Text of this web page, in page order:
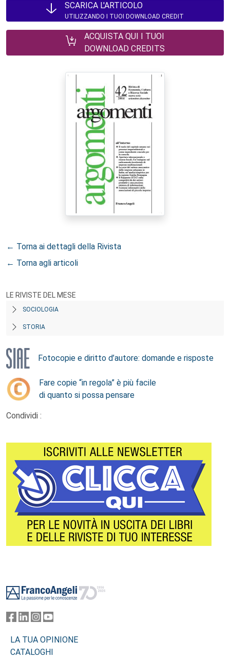
SCARICA L'ARTICOLO
UTILIZZANDO I TUOI DOWNLOAD CREDIT
ACQUISTA QUI I TUOI
DOWNLOAD CREDITS
← Torna ai dettagli della Rivista
← Torna agli articoli
LE RIVISTE DEL MESE
SOCIOLOGIA
STORIA
Fotocopie e diritto d’autore: domande e risposte
Fare copie “in regola” è più facile
di quanto si possa pensare
Condividi :
LA TUA OPINIONE
CATALOGHI